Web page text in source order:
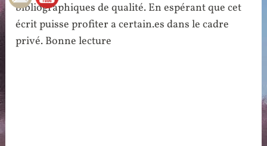
bibliographiques de qualité. En espérant que cet
écrit puisse profiter a certain.es dans le cadre
privé. Bonne lecture